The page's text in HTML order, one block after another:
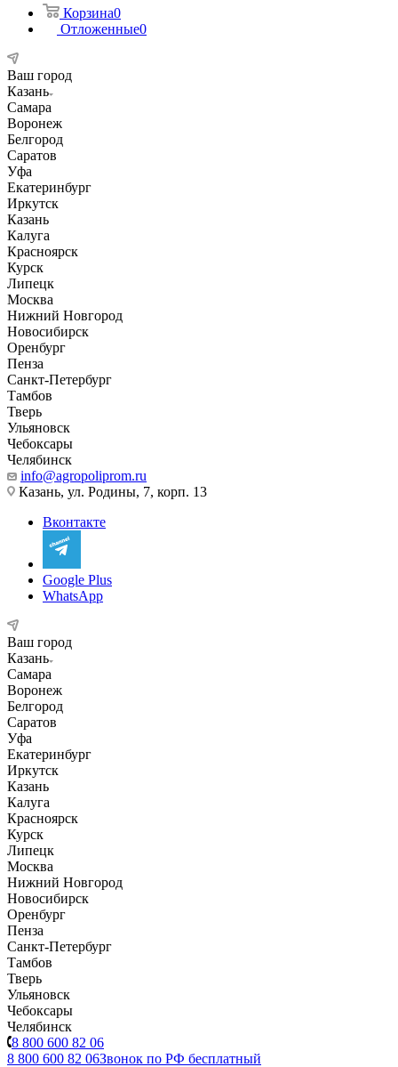
Корзина0
Отложенные0
Ваш город
Казань
Самара
Воронеж
Белгород
Саратов
Уфа
Екатеринбург
Иркутск
Казань
Калуга
Красноярск
Курск
Липецк
Москва
Нижний Новгород
Новосибирск
Оренбург
Пенза
Санкт-Петербург
Тамбов
Тверь
Ульяновск
Чебоксары
Челябинск
info@agropoliprom.ru
Казань, ул. Родины, 7, корп. 13
Вконтакте
Google Plus
WhatsApp
Ваш город
Казань
Самара
Воронеж
Белгород
Саратов
Уфа
Екатеринбург
Иркутск
Казань
Калуга
Красноярск
Курск
Липецк
Москва
Нижний Новгород
Новосибирск
Оренбург
Пенза
Санкт-Петербург
Тамбов
Тверь
Ульяновск
Чебоксары
Челябинск
8 800 600 82 06
8 800 600 82 06Звонок по РФ бесплатный